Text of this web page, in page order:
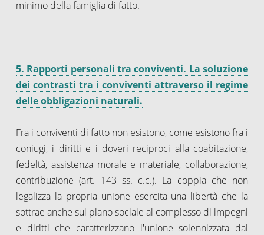
minimo della famiglia di fatto.
5. Rapporti personali tra conviventi. La soluzione
dei contrasti tra i conviventi attraverso il regime
delle obbligazioni naturali.
Fra i conviventi di fatto non esistono, come esistono fra i
coniugi, i diritti e i doveri reciproci alla coabitazione,
fedeltà, assistenza morale e materiale, collaborazione,
contribuzione (art. 143 ss. c.c.). La coppia che non
legalizza la propria unione esercita una libertà che la
sottrae anche sul piano sociale al complesso di impegni
e diritti che caratterizzano l'unione solennizzata dal